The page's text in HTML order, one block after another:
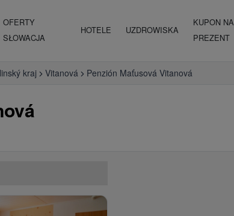
OFERTY
SŁOWACJA
HOTELE UZDROWISKA
KUPON NA
PREZENT
kraj Vitanová Penzión Maťusová Vitanová